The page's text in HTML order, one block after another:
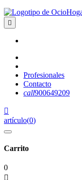

Profesionales
Contacto
call900649209

artículo(0)
Carrito
0
